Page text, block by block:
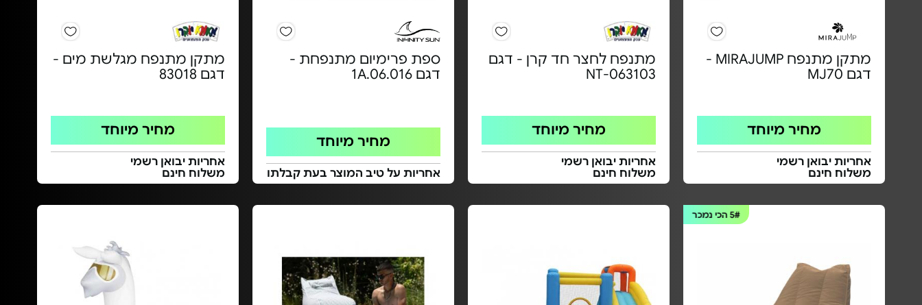
מתקן מתנפח MIRAJUMP -
דגם MJ70
מחיר מיוחד
אחריות יבואן רשמי
משלוח חינם
מתנפח לחצר חד קרן - דגם
NT-063103
מחיר מיוחד
אחריות יבואן רשמי
משלוח חינם
ספת פרימיום מתנפחת -
דגם 1A.06.016
מחיר מיוחד
אחריות על טיב המוצר בעת קבלתו
מתקן מתנפח מגלשת מים -
דגם 83018
מחיר מיוחד
אחריות יבואן רשמי
משלוח חינם
5# הכי נמכר